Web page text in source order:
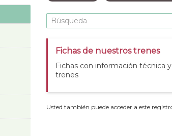
Fichas de nuestros trenes
Fichas con información técnica
trenes
Usted también puede acceder a este